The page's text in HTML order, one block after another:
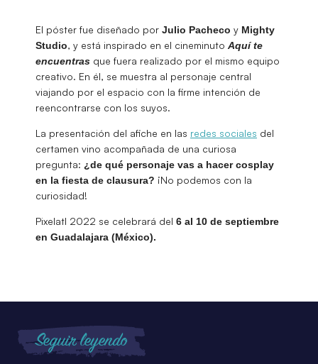
El póster fue diseñado por Julio Pacheco y Mighty
Studio, y está inspirado en el cineminuto Aquí te
encuentras que fuera realizado por el mismo equipo
creativo. En él, se muestra al personaje central
viajando por el espacio con la firme intención de
reencontrarse con los suyos.
La presentación del afiche en las redes sociales del
certamen vino acompañada de una curiosa
pregunta: ¿de qué personaje vas a hacer cosplay
en la fiesta de clausura? ¡No podemos con la
curiosidad!
Pixelatl 2022 se celebrará del 6 al 10 de septiembre
en Guadalajara (México).
Seguir leyendo